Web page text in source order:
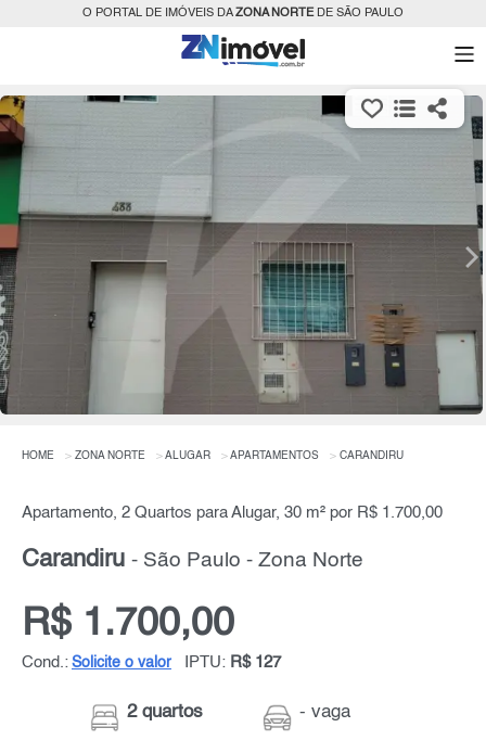
O PORTAL DE IMÓVEIS DAZONA NORTEDE SÃO PAULO
HOME ZONA NORTE ALUGAR APARTAMENTOS CARANDIRU
Apartamento, 2 Quartos para Alugar, 30 m² por R$ 1.700,00
Carandiru - São Paulo - Zona Norte
R$ 1.700,00
Cond.: Solicite o valor IPTU: R$ 127
2 quartos - vaga